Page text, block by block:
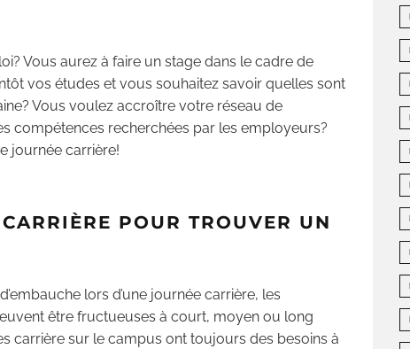
Vous aurez à faire un stage dans le cadre de
vos études et vous souhaitez savoir quelles sont
Vous voulez accroître votre réseau de
compétences recherchées par les employeurs?
journée carrière!
POUR TROUVER UN
lors d’une journée carrière, les
être fructueuses à court, moyen ou long
carrière sur le campus ont toujours des besoins à